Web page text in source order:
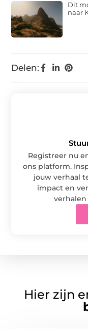
Delen:
Dit
naar
Registreer nu
ons platform.
jouw verhaal
impact en
Hier zijn